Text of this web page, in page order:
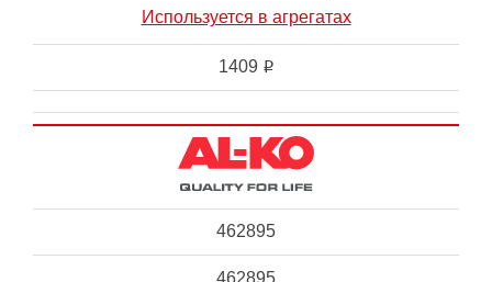
Используется в агрегатах
1409 i
462895
462895